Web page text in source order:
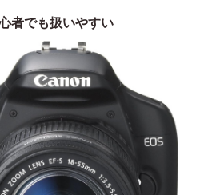
者でも扱いやすい